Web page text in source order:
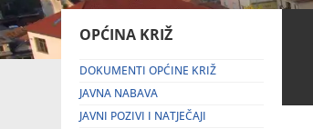
OPĆINA KRIŽ
DOKUMENTI OPĆINE KRIŽ
JAVNA NABAVA
JAVNI POZIVI I NATJEČAJI